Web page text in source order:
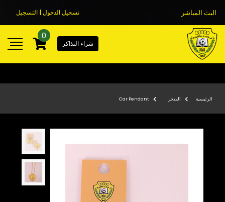
البث المباشر تسجيل الدخول | التسجيل
شراء التذاكر
0
الرئيسية المتجر Car Pendant